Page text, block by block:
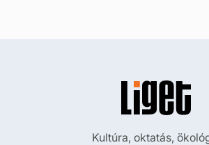
Kultúra, oktatás,